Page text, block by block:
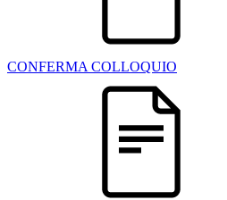
CONFERMA COLLOQUIO